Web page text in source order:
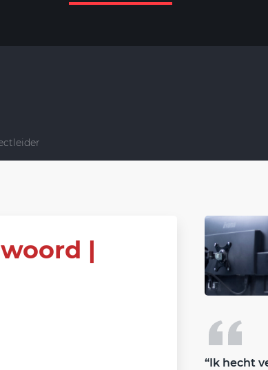
|
“Ik hecht